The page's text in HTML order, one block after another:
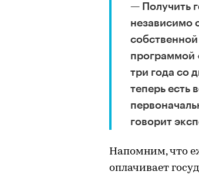
— Получить
независимо
программой
три года со
теперь есть
говорит
Напомним, что
оплачивает